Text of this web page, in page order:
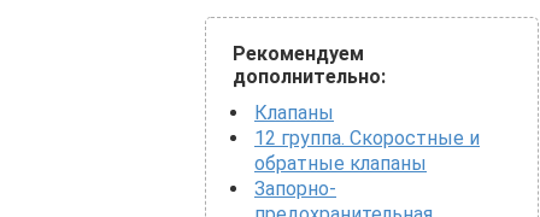
Рекомендуем
дополнительно:
Клапаны
12 группа. Скоростные и
обратные клапаны
Запорно-